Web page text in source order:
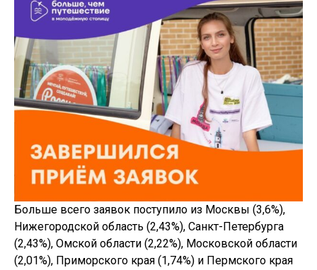
Больше всего заявок поступило из Москвы (3,6%),
Нижегородской область (2,43%), Санкт-Петербурга
(2,43%), Омской области (2,22%), Московской области
(2,01%), Приморского края (1,74%) и Пермского края